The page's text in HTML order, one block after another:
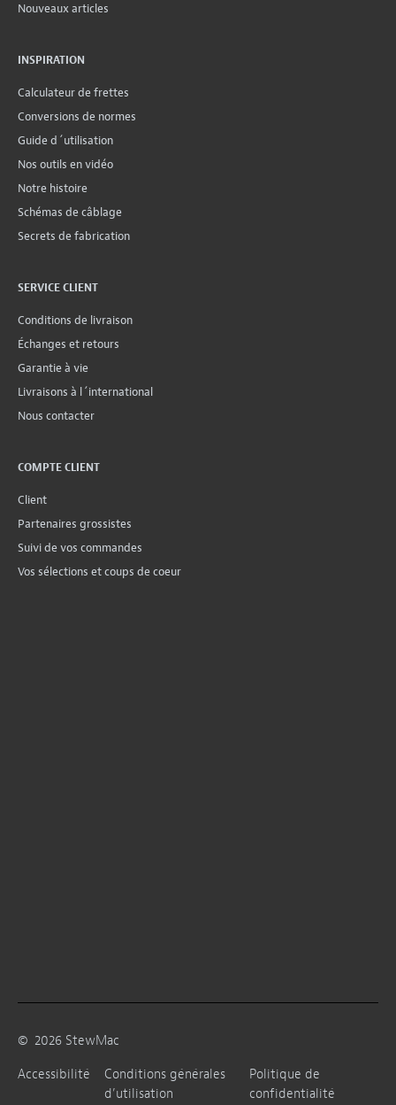
Nouveaux articles
INSPIRATION
Calculateur de frettes
Conversions de normes
Guide d´utilisation
Nos outils en vidéo
Notre histoire
Schémas de câblage
Secrets de fabrication
SERVICE CLIENT
Conditions de livraison
Échanges et retours
Garantie à vie
Livraisons à l´international
Nous contacter
COMPTE CLIENT
Client
Partenaires grossistes
Suivi de vos commandes
Vos sélections et coups de coeur
© 2026 StewMac
Accessibilité
Conditions générales
d’utilisation
Politique de
confidentialité